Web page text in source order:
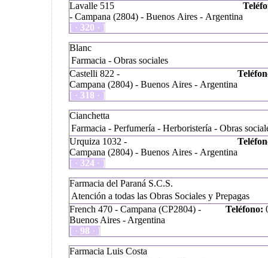
Lavalle 515
- Campana (2804) - Buenos Aires - Argentina
[ · 320 · ]
Blanc
Farmacia - Obras sociales
Castelli 822 -
Campana (2804) - Buenos Aires - Argentina
[ · 318 · ]
Cianchetta
Farmacia - Perfumería - Herboristería - Obras
Urquiza 1032 -
Campana (2804) - Buenos Aires - Argentina
[ · 324 · ]
Farmacia del Paraná S.C.S.
Atención a todas las Obras Sociales y Prepagas
French 470 - Campana (CP2804) -
Buenos Aires - Argentina
[ · 98 · ]
Teléfono:
Farmacia Luis Costa